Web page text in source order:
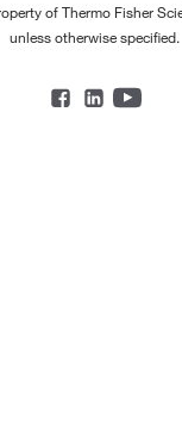
of Thermo Fisher
unless otherwise specified.